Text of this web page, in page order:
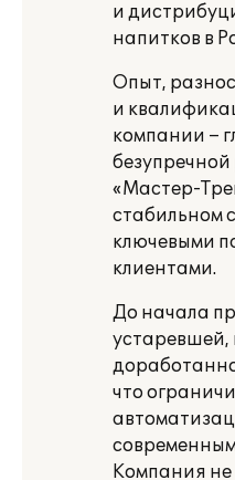
и
напитков в
Опыт,
и
компании –
«Мастер-
стабильном
ключевыми
клиентами.
До начала
устаревшей,
что
Компания